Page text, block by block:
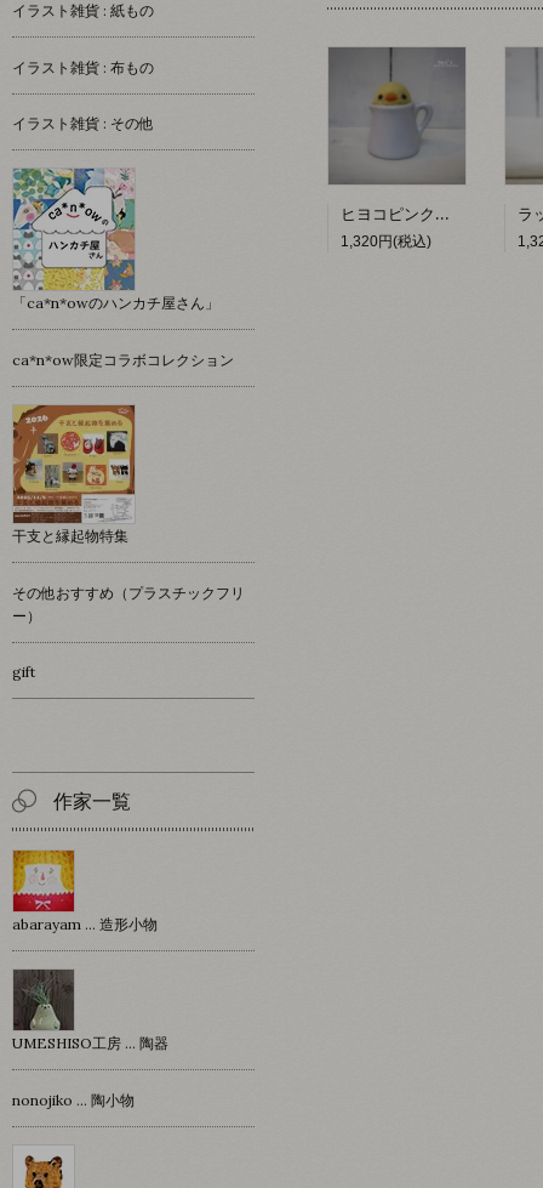
ヒヨコピンクッション 【hacy's】
1,320円(税込)
イラスト雑貨 : 紙もの
イラスト雑貨 : 布もの
イラスト雑貨 : その他
「ca*n*owのハンカチ屋さん」
ca*n*ow限定コラボコレクション
干支と縁起物特集
その他おすすめ（プラスチックフリ
ー）
gift
作家一覧
abarayam … 造形小物
UMESHISO工房 … 陶器
nonojiko ... 陶小物